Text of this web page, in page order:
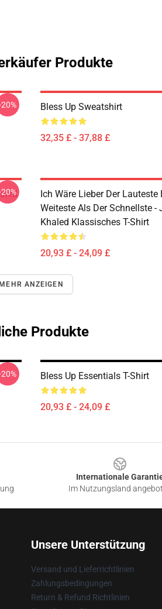
Produkte
Bless Up Sweatshirt
32,35 £ - 37,88 £
Ich Wäre Lieber Der Lauteste
Weiteste Als Der Schnellste -
Khaled Klassisches T-Shirt
20,93 £ - 24,09 £
MEHR ANZEIGEN
Produkte
Bless Up Essentials T-Shirt
20,93 £ - 24,09 £
Internationale
Im Nutzungsland
Unsere Unterstützung
Versand und Lieferrichtlinien
Zahlungsbedingungen
Return & Refund Richtlinien